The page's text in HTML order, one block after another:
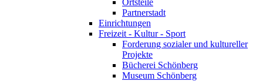
Ortsteile
Partnerstadt
Einrichtungen
Freizeit - Kultur - Sport
Forderung sozialer und kultureller
Projekte
Bücherei Schönberg
Museum Schönberg